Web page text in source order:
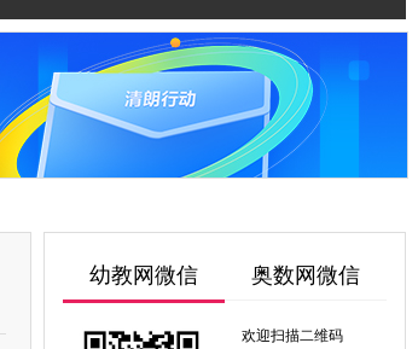
幼教网微信 奥数网微信
欢迎扫描二维码